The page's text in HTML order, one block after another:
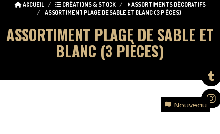
ACCUEIL CRÉATIONS & STOCK
ASSORTIMENTS DÉCORATIFS
ASSORTIMENT PLAGE DE SABLE ET BLANC (3 PIÈCES)
ASSORTIMENT PLAGE DE SABLE ET
BLANC (3 PIÈCES)
Nouveau